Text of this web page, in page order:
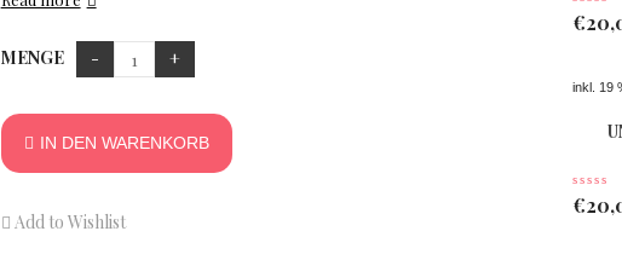
MENGE
IN DEN WARENKORB
Add to Wishlist
€
inkl. 19
€